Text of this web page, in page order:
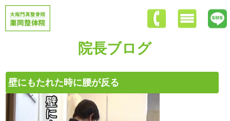
院長ブログ
壁にもたれた時に腰が反る